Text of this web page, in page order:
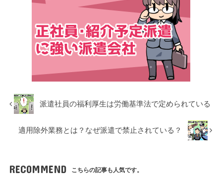
派遣社員の福利厚生は労働基準法で定められている
適用除外業務とは？なぜ派遣で禁止されている？
RECOMMEND こちらの記事も人気です。